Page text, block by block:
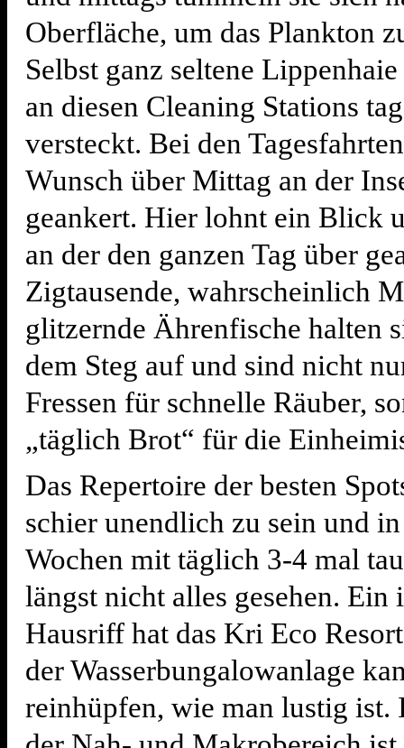
Oberfläche, um das Plankton
Selbst ganz seltene
an diesen Cleaning Stations
versteckt. Bei den
Wunsch über Mittag an der
geankert. Hier lohnt ein Blick
an der den ganzen Tag über
Zigtausende, wahrscheinlich
glitzernde Ährenfische halten
dem Steg auf und sind nicht
Fressen für schnelle Räuber,
„täglich Brot“ für die
Das Repertoire der besten
schier unendlich zu sein und
Wochen mit täglich 3-4 mal
längst nicht alles gesehen. Ein
Hausriff hat das Kri Eco
der Wasserbungalowanlage
reinhüpfen, wie man lustig ist.